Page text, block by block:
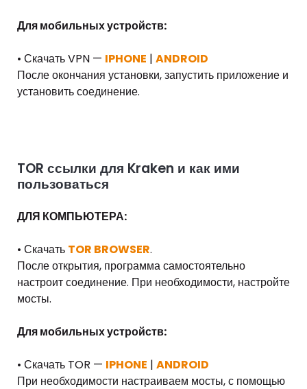
Для мобильных устройств:
• Скачать VPN — IPHONE | ANDROID
После окончания установки, запустить приложение и
установить соединение.
TOR ссылки для Kraken и как ими
пользоваться
ДЛЯ КОМПЬЮТЕРА:
• Скачать TOR BROWSER.
После открытия, программа самостоятельно
настроит соединение. При необходимости, настройте
мосты.
Для мобильных устройств:
• Скачать TOR — IPHONE | ANDROID
При необходимости настраиваем мосты, с помощью